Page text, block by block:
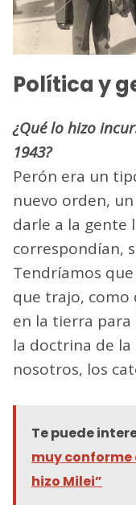
Política y
¿Qué lo hizo
1943?
Perón era un
nuevo orden,
darle a la gente
correspondían,
Tendríamos
que trajo, como
en la tierra para
la doctrina de la
noso­tros, los
Te puede
muy conforme
hizo Milei”